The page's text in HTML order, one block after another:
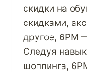
скидки на
скидками,
другое, 6PM
Следуя
шоппинга,